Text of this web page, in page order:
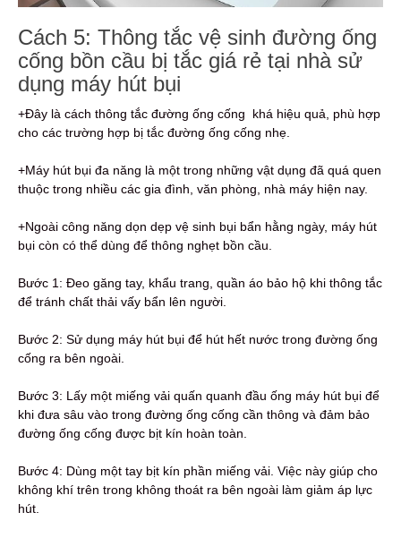
Cách 5: Thông tắc vệ sinh đường ống
cống bồn cầu bị tắc giá rẻ tại nhà sử
dụng máy hút bụi
+Đây là cách thông tắc đường ống cống khá hiệu quả, phù hợp
cho các trường hợp bị tắc đường ống cống nhẹ.
+Máy hút bụi đa năng là một trong những vật dụng đã quá quen
thuộc trong nhiều các gia đình, văn phòng, nhà máy hiện nay.
+Ngoài công năng dọn dẹp vệ sinh bụi bẩn hằng ngày, máy hút
bụi còn có thể dùng để thông nghẹt bồn cầu.
Bước 1: Đeo găng tay, khẩu trang, quần áo bảo hộ khi thông tắc
để tránh chất thải vấy bẩn lên người.
Bước 2: Sử dụng máy hút bụi để hút hết nước trong đường ống
cống ra bên ngoài.
Bước 3: Lấy một miếng vải quấn quanh đầu ống máy hút bụi để
khi đưa sâu vào trong đường ống cống cần thông và đảm bảo
đường ống cống được bịt kín hoàn toàn.
Bước 4: Dùng một tay bịt kín phần miếng vải. Việc này giúp cho
không khí trên trong không thoát ra bên ngoài làm giảm áp lực
hút.